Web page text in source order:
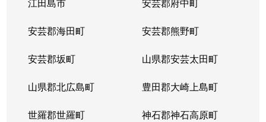
安芸郡海田町 安芸郡熊野町
安芸郡坂町 山県郡安芸太田町
山県郡北広島町 豊田郡大崎上島町
世羅郡世羅町 神石郡神石高原町